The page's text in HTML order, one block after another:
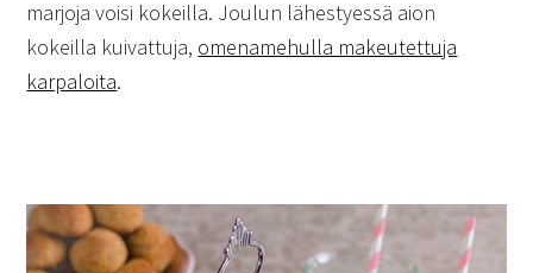
marjoja voisi kokeilla. Joulun lähestyessä aion
kokeilla kuivattuja, omenamehulla makeutettuja
karpaloita.